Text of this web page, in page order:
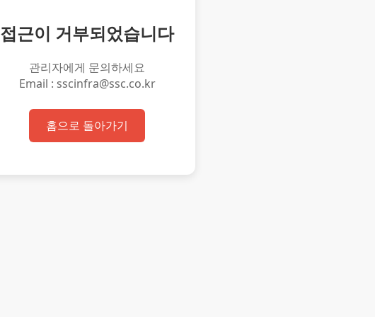
접근이 거부되었습니다
관리자에게 문의하세요
Email : sscinfra@ssc.co.kr
홈으로 돌아가기